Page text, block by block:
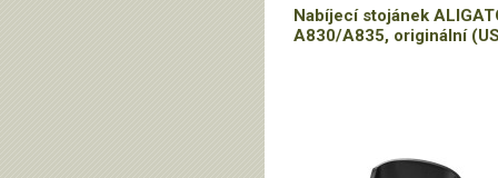
Nabíjecí stojánek
A830/A835, originální